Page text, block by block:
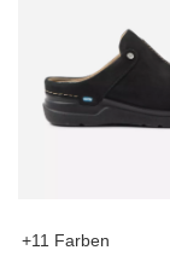
+11 Farben